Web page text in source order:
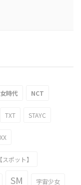
時代 NCT
TXT STAYC
【スポット】
SM 宇宙少女